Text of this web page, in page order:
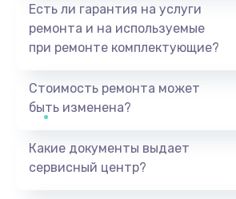
Есть ли гарантия на услуги
ремонта и на используемые
при ремонте комплектующие?
Стоимость ремонта может
быть изменена?
Какие документы выдает
сервисный центр?